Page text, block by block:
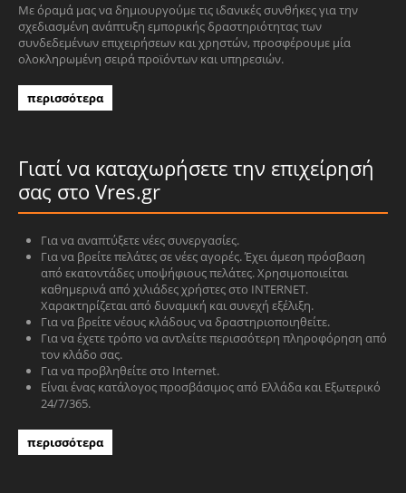
Με όραμά μας να δημιουργούμε τις ιδανικές συνθήκες για την
σχεδιασμένη ανάπτυξη εμπορικής δραστηριότητας των
συνδεδεμένων επιχειρήσεων και χρηστών, προσφέρουμε μία
ολοκληρωμένη σειρά προϊόντων και υπηρεσιών.
περισσότερα
Γιατί να καταχωρήσετε την επιχείρησή
σας στο Vres.gr
Για να αναπτύξετε νέες συνεργασίες.
Για να βρείτε πελάτες σε νέες αγορές. Έχει άμεση πρόσβαση
από εκατοντάδες υποψήφιους πελάτες. Χρησιμοποιείται
καθημερινά από χιλιάδες χρήστες στο INTERNET.
Χαρακτηρίζεται από δυναμική και συνεχή εξέλιξη.
Για να βρείτε νέους κλάδους να δραστηριοποιηθείτε.
Για να έχετε τρόπο να αντλείτε περισσότερη πληροφόρηση από
τον κλάδο σας.
Για να προβληθείτε στο Internet.
Είναι ένας κατάλογος προσβάσιμος από Ελλάδα και Εξωτερικό
24/7/365.
περισσότερα